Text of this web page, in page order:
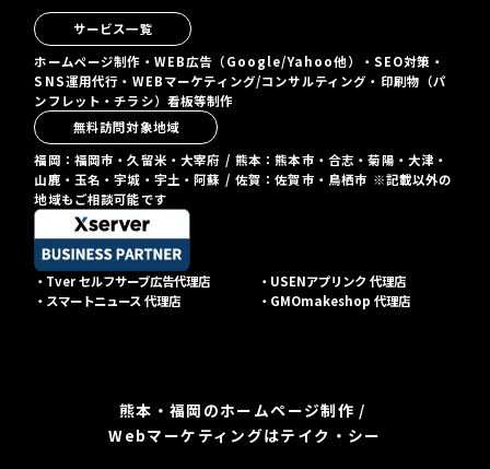
サービス一覧
ホームページ制作・WEB広告（Google/Yahoo他）・SEO対策・
SNS運用代行・WEBマーケティング/コンサルティング・印刷物（パ
ンフレット・チラシ）看板等制作
無料訪問対象地域
福岡：福岡市・久留米・大宰府 / 熊本：熊本市・合志・菊陽・大津・
山鹿・玉名・宇城・宇土・阿蘇 / 佐賀：佐賀市・鳥栖市 ※記載以外の
地域もご相談可能です
・Tver セルフサーブ広告代理店
・USENアプリンク 代理店
・スマートニュース 代理店
・GMOmakeshop 代理店
熊本・福岡のホームページ制作 /
Webマーケティングはテイク・シー